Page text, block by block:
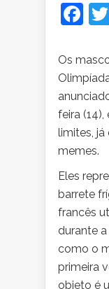
Os
feira
limites,
memes.
Eles
barrete
francês
durante
como o
primeira
objeto é